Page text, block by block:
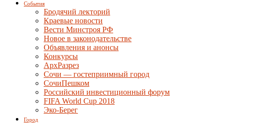
События
Бродячий лекторий
Краевые новости
Вести Минстроя РФ
Новое в законодательстве
Объявления и анонсы
Конкурсы
АрхРазрез
Сочи — гостеприимный город
СочиПешком
Российский инвестиционный форум
FIFA World Cup 2018
Эко-Берег
Город